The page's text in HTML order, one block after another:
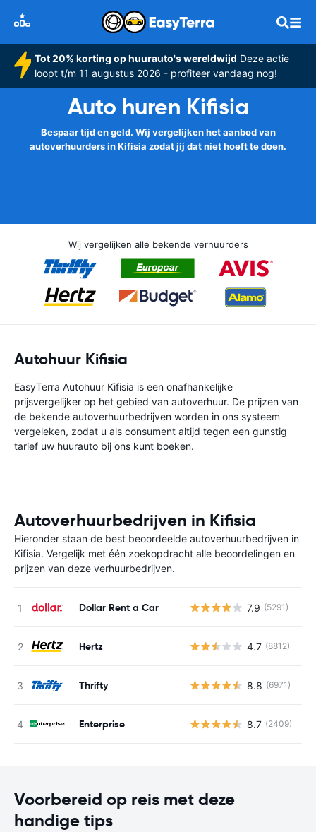
Tot 20% korting op huurauto's wereldwijd Deze actie
loopt t/m 11 augustus 2026 - profiteer vandaag nog!
Auto huren Kifisia
Bespaar tijd en geld. Wij vergelijken het aanbod van
autoverhuurders in Kifisia zodat jij dat niet hoeft te doen.
Wij vergelijken alle bekende verhuurders
Autohuur Kifisia
EasyTerra Autohuur Kifisia is een onafhankelijke
prijsvergelijker op het gebied van autoverhuur. De prijzen van
de bekende autoverhuurbedrijven worden in ons systeem
vergeleken, zodat u als consument altijd tegen een gunstig
tarief uw huurauto bij ons kunt boeken.
Autoverhuurbedrijven in Kifisia
Hieronder staan de best beoordeelde autoverhuurbedrijven in
Kifisia. Vergelijk met één zoekopdracht alle beoordelingen en
prijzen van deze verhuurbedrijven.
Dollar Rent a Car 7.9 (5291)
Hertz 4.7 (8812)
Thrifty 8.8 (6971)
Enterprise 8.7 (2409)
Voorbereid op reis met deze
handige tips